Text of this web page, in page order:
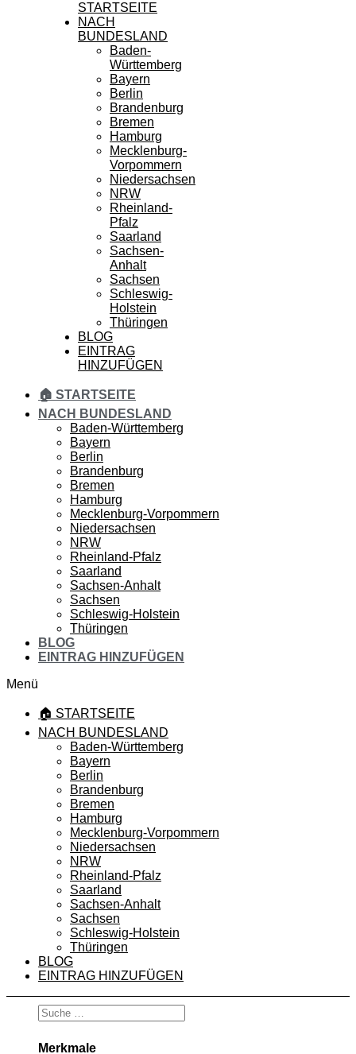
STARTSEITE
NACH
BUNDESLAND
Baden-
Württemberg
Bayern
Berlin
Brandenburg
Bremen
Hamburg
Mecklenburg-
Vorpommern
Niedersachsen
NRW
Rheinland-
Pfalz
Saarland
Sachsen-
Anhalt
Sachsen
Schleswig-
Holstein
Thüringen
BLOG
EINTRAG
HINZUFÜGEN
🏠 STARTSEITE
NACH BUNDESLAND
Baden-Württemberg
Bayern
Berlin
Brandenburg
Bremen
Hamburg
Mecklenburg-Vorpommern
Niedersachsen
NRW
Rheinland-Pfalz
Saarland
Sachsen-Anhalt
Sachsen
Schleswig-Holstein
Thüringen
BLOG
EINTRAG HINZUFÜGEN
Menü
🏠 STARTSEITE
NACH BUNDESLAND
Baden-Württemberg
Bayern
Berlin
Brandenburg
Bremen
Hamburg
Mecklenburg-Vorpommern
Niedersachsen
NRW
Rheinland-Pfalz
Saarland
Sachsen-Anhalt
Sachsen
Schleswig-Holstein
Thüringen
BLOG
EINTRAG HINZUFÜGEN
Merkmale